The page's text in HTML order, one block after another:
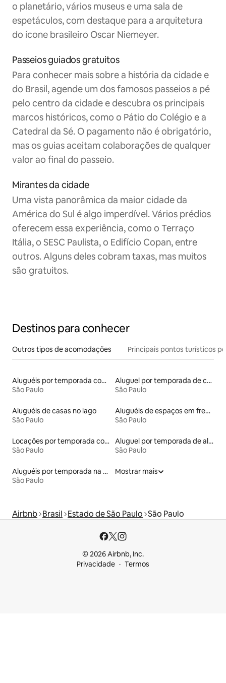
o planetário, vários museus e uma sala de
espetáculos, com destaque para a arquitetura
do ícone brasileiro Oscar Niemeyer.
Passeios guiados gratuitos
Para conhecer mais sobre a história da cidade e
do Brasil, agende um dos famosos passeios a pé
pelo centro da cidade e descubra os principais
marcos históricos, como o Pátio do Colégio e a
Catedral da Sé. O pagamento não é obrigatório,
mas os guias aceitam colaborações de qualquer
valor ao final do passeio.
Mirantes da cidade
Uma vista panorâmica da maior cidade da
América do Sul é algo imperdível. Vários prédios
oferecem essa experiência, como o Terraço
Itália, o SESC Paulista, o Edifício Copan, entre
outros. Alguns deles cobram taxas, mas muitos
são gratuitos.
Destinos para conhecer
Outros tipos de acomodações Principais pontos turísticos
Aluguéis por temporada com acesso à praia
São Paulo
Aluguel por temporada de casas de hóspedes
São Paulo
Aluguéis de casas no lago
São Paulo
Aluguéis de espaços em frente à praia
São Paulo
Locações por temporada com piscina
São Paulo
Aluguel por temporada de alojamentos ecológicos
São Paulo
Aluguéis por temporada na orla
São Paulo
Mostrar mais
Airbnb Brasil Estado de São Paulo São Paulo
© 2026 Airbnb, Inc.
Privacidade
Termos